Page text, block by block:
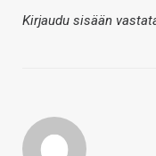
Kirjaudu sisään